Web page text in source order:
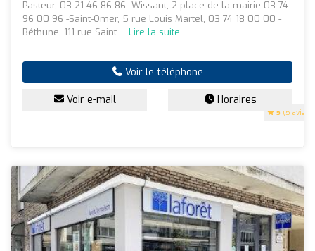
5 (5 avis)
Pasteur, 03 21 46 86 86 -Wissant, 2 place de la mairie 03 74
96 00 96 -Saint-Omer, 5 rue Louis Martel, 03 74 18 00 00 -
Béthune, 111 rue Saint ... Lire la suite
Voir le téléphone
Voir e-mail Horaires